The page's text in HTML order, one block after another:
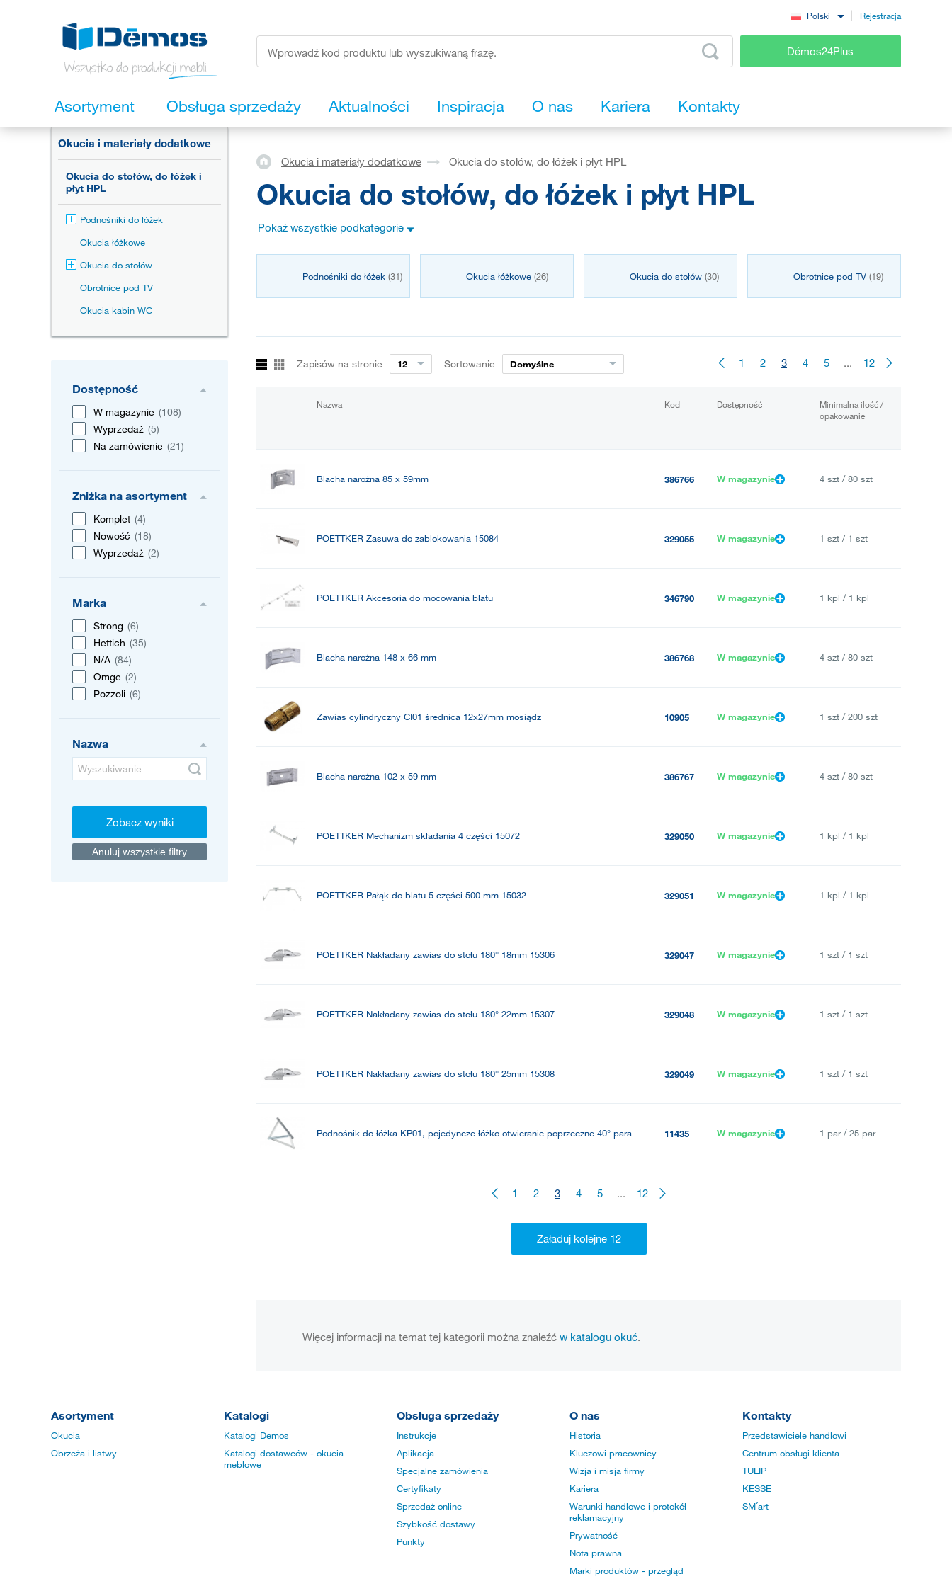
Polski Rejestracja
Démos24Plus
Asortyment Obsługa sprzedaży Aktualności Inspiracja O nas Kariera Kontakty
Okucia i materiały dodatkowe
Okucia do stołów, do łóżek i
płyt HPL
Podnośniki do łóżek
Okucia łóżkowe
Okucia do stołów
Obrotnice pod TV
Okucia kabin WC
Dostępność
W magazynie (108)
Wyprzedaż (5)
Na zamówienie (21)
Zniżka na asortyment
Komplet (4)
Nowość (18)
Wyprzedaż (2)
Marka
Strong (6)
Hettich (35)
N/A (84)
Omge (2)
Pozzoli (6)
Nazwa
Zobacz wyniki
Anuluj wszystkie filtry
Okucia i materiały dodatkowe Okucia do stołów, do łóżek i płyt HPL
Okucia do stołów, do łóżek i płyt HPL
Pokaż wszystkie podkategorie
Podnośniki do łóżek (31) Okucia łóżkowe (26) Okucia do stołów (30) Obrotnice pod TV (19)
Zapisów na stronie 12 Sortowanie Domyślne 1 2 3 4 5 ... 12
Nazwa Kod Dostępność
Minimalna ilość /
opakowanie
Blacha narożna 85 x 59mm 386766 W magazynie 4 szt / 80 szt
POETTKER Zasuwa do zablokowania 15084 329055 W magazynie 1 szt / 1 szt
POETTKER Akcesoria do mocowania blatu 346790 W magazynie 1 kpl / 1 kpl
Blacha narożna 148 x 66 mm 386768 W magazynie 4 szt / 80 szt
Zawias cylindryczny CI01 średnica 12x27mm mosiądz 10905 W magazynie 1 szt / 200 szt
Blacha narożna 102 x 59 mm 386767 W magazynie 4 szt / 80 szt
POETTKER Mechanizm składania 4 części 15072 329050 W magazynie 1 kpl / 1 kpl
POETTKER Pałąk do blatu 5 części 500 mm 15032 329051 W magazynie 1 kpl / 1 kpl
POETTKER Nakładany zawias do stołu 180° 18mm 15306 329047 W magazynie 1 szt / 1 szt
POETTKER Nakładany zawias do stołu 180° 22mm 15307 329048 W magazynie 1 szt / 1 szt
POETTKER Nakładany zawias do stołu 180° 25mm 15308 329049 W magazynie 1 szt / 1 szt
Podnośnik do łóżka KP01, pojedyncze łóżko otwieranie poprzeczne 40° para 11435 W magazynie 1 par / 25 par
1 2 3 4 5 ... 12
Więcej informacji na temat tej kategorii można znaleźć w katalogu okuć.
Asortyment
Okucia
Obrzeża i listwy
Katalogi
Katalogi Demos
Katalogi dostawców - okucia
meblowe
Obsługa sprzedaży
Instrukcje
Aplikacja
Specjalne zamówienia
Certyfikaty
Sprzedaż online
Szybkość dostawy
Punkty
O nas
Historia
Kluczowi pracownicy
Wizja i misja firmy
Kariera
Warunki handlowe i protokół
reklamacyjny
Prywatność
Nota prawna
Marki produktów - przegląd
Kontakty
Przedstawiciele handlowi
Centrum obsługi klienta
TULIP
KESSE
SM´art